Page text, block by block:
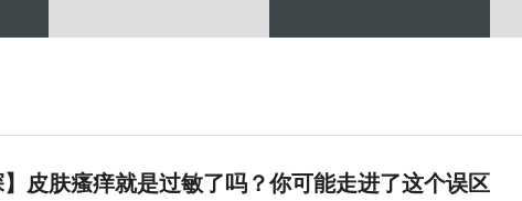
】皮肤瘙痒就是过敏了吗？你可能走进了这个误区